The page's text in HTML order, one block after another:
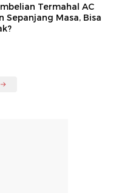
Termahal AC
Sepanjang Masa, Bisa